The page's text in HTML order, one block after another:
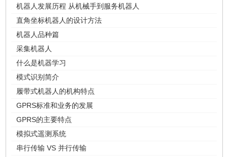
机器人发展历程 从机械手到服务机器人
直角坐标机器人的设计方法
机器人品种篇
采集机器人
什么是机器学习
模式识别简介
履带式机器人的机构特点
GPRS标准和业务的发展
GPRS的主要特点
模拟式遥测系统
串行传输 VS 并行传输